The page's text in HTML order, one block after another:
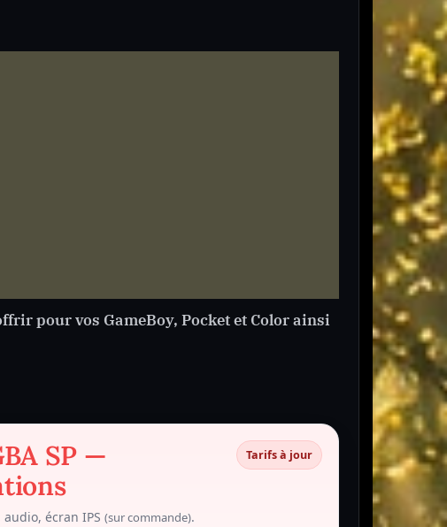
pour vos GameBoy, Pocket et Color ainsi
SP —
écran IPS(sur commande).
Tarifs à jour